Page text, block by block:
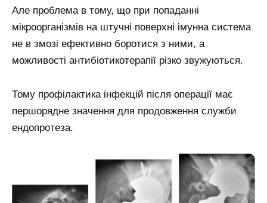
Але проблема в тому, що при попаданні
мікроорганізмів на штучні поверхні імунна система
не в змозі ефективно боротися з ними, а
можливості антибіотикотерапії різко звужуються.
Тому профілактика інфекцій після операції має
першорядне значення для продовження служби
ендопротеза.